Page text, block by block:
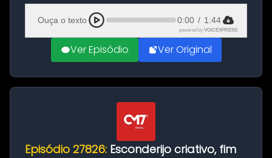
embarcação atracada no porto da cidade. O
materia...
Ouça o texto 0:00 / 1:44
powered by VOICEXPRESS
Ver Episódio Ver Original
Episódio 27826: Esconderijo criativo, fim